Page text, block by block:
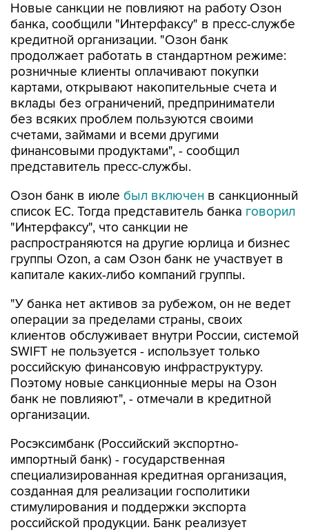
Новые санкции не повлияют на работу Озон
банка, сообщили "Интерфаксу" в пресс-службе
кредитной организации. "Озон банк
продолжает работать в стандартном режиме:
розничные клиенты оплачивают покупки
картами, открывают накопительные счета и
вклады без ограничений, предприниматели
без всяких проблем пользуются своими
счетами, займами и всеми другими
финансовыми продуктами", - сообщил
представитель пресс-службы.
Озон банк в июле был включен в санкционный
список ЕС. Тогда представитель банка говорил
"Интерфаксу", что санкции не
распространяются на другие юрлица и бизнес
группы Ozon, а сам Озон банк не участвует в
капитале каких-либо компаний группы.
"У банка нет активов за рубежом, он не ведет
операции за пределами страны, своих
клиентов обслуживает внутри России, системой
SWIFT не пользуется - использует только
российскую финансовую инфраструктуру.
Поэтому новые санкционные меры на Озон
банк не повлияют", - отмечали в кредитной
организации.
Росэксимбанк (Российский экспортно-
импортный банк) - государственная
специализированная кредитная организация,
созданная для реализации госполитики
стимулирования и поддержки экспорта
российской продукции. Банк реализует